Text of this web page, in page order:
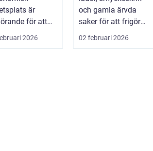
är
för att
hälsa och v...
2026
och gamla ärvda
saker för att frigöra
värde som bara
02 februari 2026